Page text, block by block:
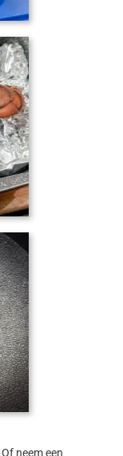
neem een